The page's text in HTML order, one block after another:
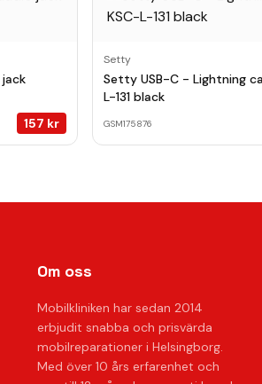
157 kr
Setty
Setty USB-C - Lightning
L-131 black
GSM175876
Om oss
Mobilkliniken har sedan 2014
erbjudit snabba och prisvärda
mobilreparationer i Helsingborg.
Med över 10 års erfarenhet och